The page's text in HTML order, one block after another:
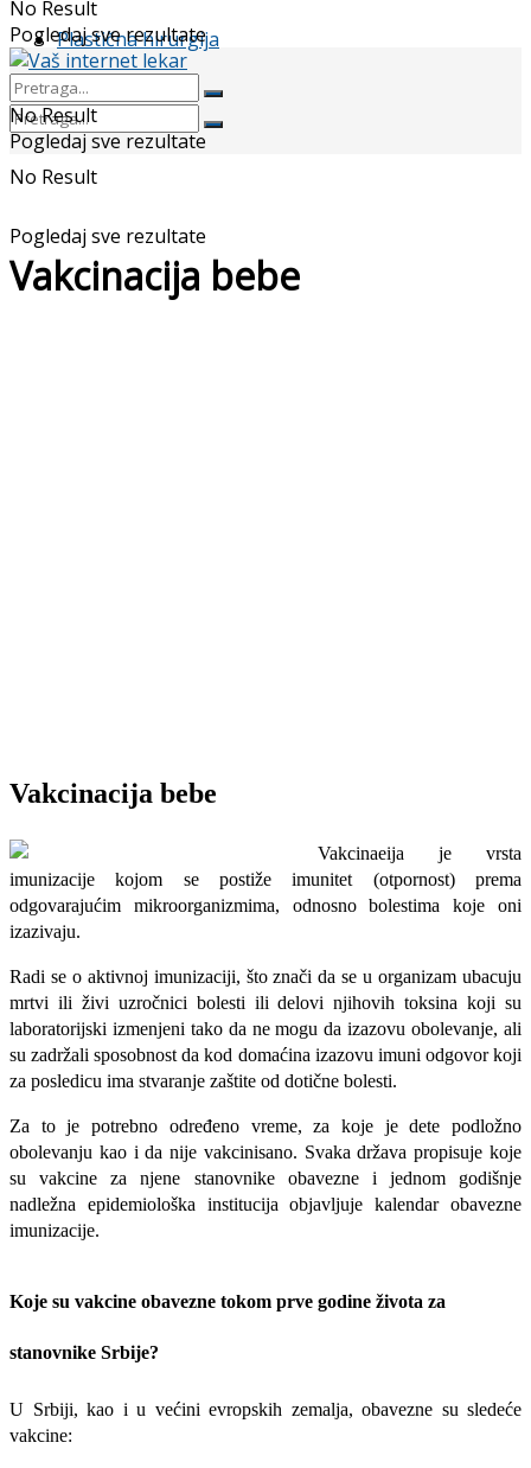
Plastična hirurgija
No Result
Pogledaj sve rezultate
No Result
Pogledaj sve rezultate
No Result
Pogledaj sve rezultate
Vakcinacija bebe
Vakcinacija bebe
Vakcinaeija je vrsta
imunizacije kojom se postiže imunitet (otpornost) prema
odgovarajućim mikroorganizmima, odnosno bolestima koje oni
izazivaju.
Radi se o aktivnoj imunizaciji, što znači da se u organizam ubacuju
mrtvi ili živi uzročnici bolesti ili delovi njihovih toksina koji su
laboratorijski izmenjeni tako da ne mogu da izazovu obolevanje, ali
su zadržali sposobnost da kod domaćina iza­zovu imuni odgovor koji
za posledicu ima stvaranje zaštite od dotične bolesti.
Za to je potrebno određeno vreme, za koje je dete podložno
obolevanju kao i da nije vakcinisano. Svaka država propisuje koje
su vakcine za njene stanovnike obavezne i jednom godišnje
nadležna epidemiološka institucija objavljuje kalendar obavezne
imunizacije.
Koje su vakcine obavezne tokom prve godine života za
stanovnike Srbije?
U Srbiji, kao i u većini evropskih zemalja, obavezne su sledeće
vakcine: